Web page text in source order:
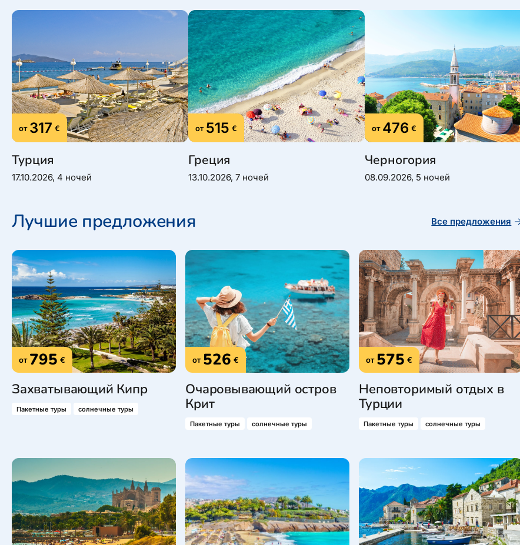
от 317 €
Турция
17.10.2026, 4 ночей
от 515 €
Греция
13.10.2026, 7 ночей
от 476 €
Черногория
08.09.2026, 5 ночей
Лучшие предложения Все предложения
от 795 €
Захватывающий Кипр
Пакетные туры солнечные туры
от 526 €
Очаровывающий остров
Крит
Пакетные туры солнечные туры
от 575 €
Неповторимый отдых в
Турции
Пакетные туры солнечные туры